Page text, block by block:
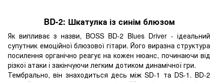
BD-2: Шкатулка із синім блюзом
Як випливає з назви, BOSS BD-2 Blues Driver - ідеальний
супутник емоційної блюзової гітари. Його виразна структура
посилення органічно реагує на кожен нюанс, починаючи від
різкої атаки і закінчуючи легким дотиком динамічної гри.
Тембрально, він знаходиться десь між SD-1 та DS-1. BD-2